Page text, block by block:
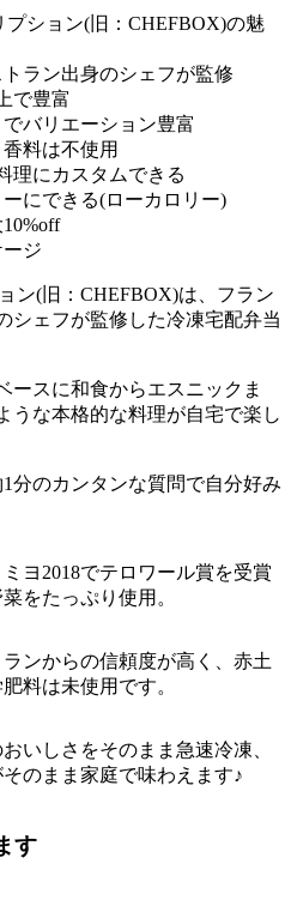
ション(旧：CHEFBOX)の魅
ラン出身のシェフが監修
で豊富
バリエーション豊富
料は不使用
理にカスタムできる
にできる(ローカロリー)
ジ
ン(旧：CHEFBOX)は、フラン
シェフが監修した冷凍宅配弁当
ースに和食からエスニックま
うな本格的な料理が自宅で楽し
分のカンタンな質問で自分好み
ヨ2018でテロワール賞を受賞
をたっぷり使用。
ンからの信頼度が高く、赤土
料は未使用です。
いしさをそのまま急速冷凍、
のまま家庭で味わえます♪
す